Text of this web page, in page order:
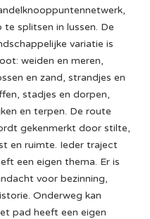
te splitsen in lussen. De
variatie is
weiden en meren,
en zand, strandjes en
stadjes en dorpen,
en terpen. De route
gekenmerkt door stilte,
en ruimte. Ieder traject
een eigen thema. Er is
voor bezinning,
Onderweg kan
pad heeft een eigen